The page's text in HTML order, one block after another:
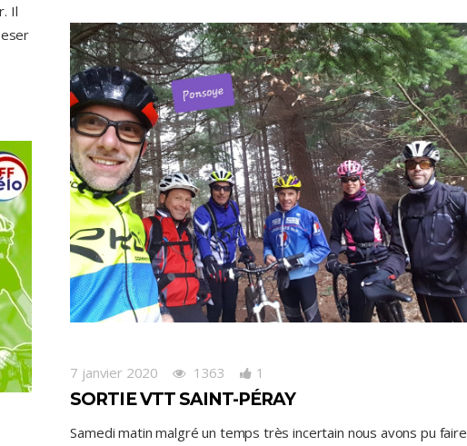
Il
7 janvier 2020 1363 1
SORTIE VTT SAINT-PÉRAY
Samedi matin malgré un temps très incertain nous avons pu faire